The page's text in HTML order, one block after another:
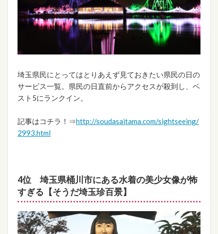
埼玉県民にとってはとりあえず見ておきたい県民の日の
サービス一覧。県民の日直前からアクセスが殺到し、ベ
スト5にランクイン。
記事はコチラ！⇒http://soudasaitama.com/sightseeing/
2993.html
4位 埼玉県桶川市にある水着の美少女像が怖
すぎる【そうだ埼玉珍百景】